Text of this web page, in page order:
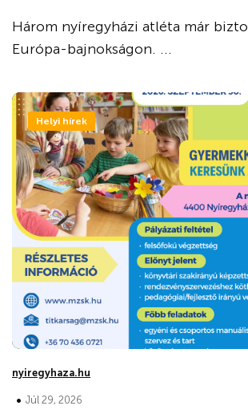
Három nyíregyházi atléta már
Európa-bajnokságon. ...
Helyi hírek
nyiregyhaza.hu
• Júl 29, 2026